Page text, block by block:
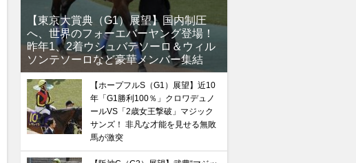
【東京大賞典（G1）展望】国内制圧
へ、世界のフォーエバーヤング登場！
昨年1、2着ウシュバテソーロ＆ウィル
ソンテソーロなど豪華メンバー集結
【ホープフルS（G1）展望】近10
年「G1勝利100％」クロワデュノ
ールVS「2歳女王撃破」マジック
サンズ！ 非凡な才能を見せる無敗
馬が激突